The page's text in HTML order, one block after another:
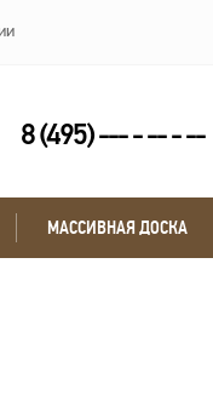
8 (495) --- - -- - --
МАССИВНАЯ ДОСКА